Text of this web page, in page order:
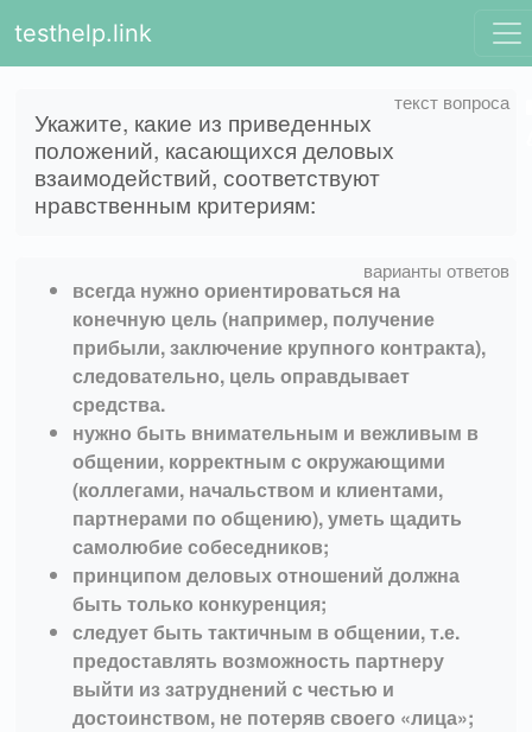
testhelp.link
Укажите, какие из приведенных
положений, касающихся деловых
взаимодействий, соответствуют
нравственным критериям:
всегда нужно ориентироваться на
конечную цель (например, получение
прибыли, заключение крупного контракта),
следовательно, цель оправдывает
средства.
нужно быть внимательным и вежливым в
общении, корректным с окружающими
(коллегами, начальством и клиентами,
партнерами по общению), уметь щадить
самолюбие собеседников;
принципом деловых отношений должна
быть только конкуренция;
следует быть тактичным в общении, т.е.
предоставлять возможность партнеру
выйти из затруднений с честью и
достоинством, не потеряв своего «лица»;